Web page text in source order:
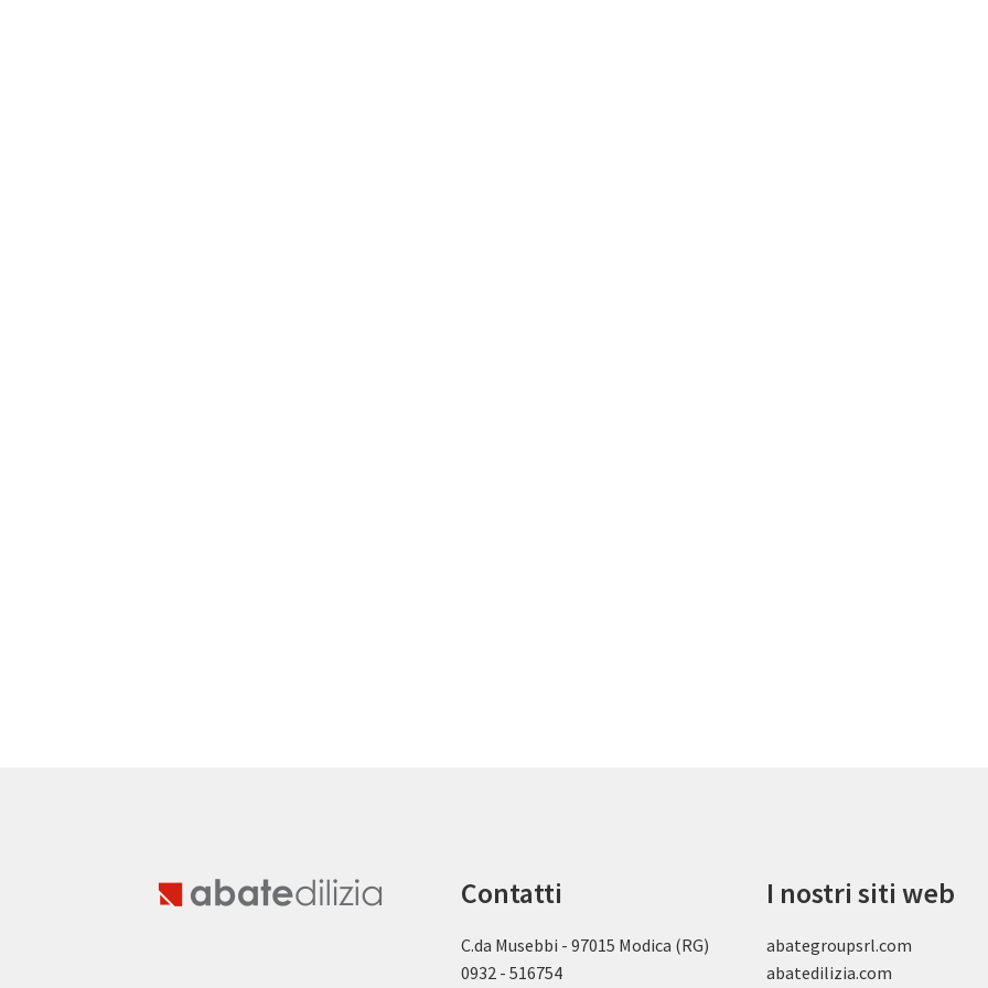
Contatti
C.da Musebbi - 97015 Modica (RG)
0932 - 516754
I nostri siti web
abategroupsrl.com
abatedilizia.com